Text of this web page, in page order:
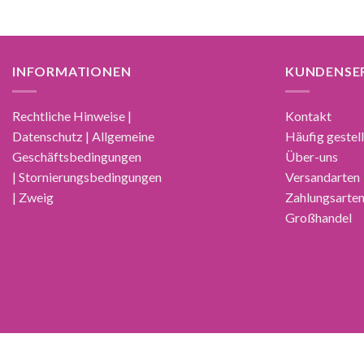
INFORMATIONEN
Rechtliche Hinweise |
Datenschutz | Allgemeine
Geschäftsbedingungen
| Stornierungsbedingungen
| Zweig
Kontakt
Häufig
Über-uns
Versandarten
Zahlungsarten
Großhandel